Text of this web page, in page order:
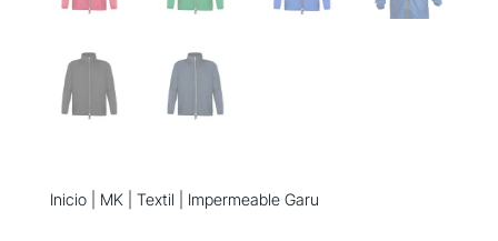
Inicio| MK| Textil | Impermeable Garu